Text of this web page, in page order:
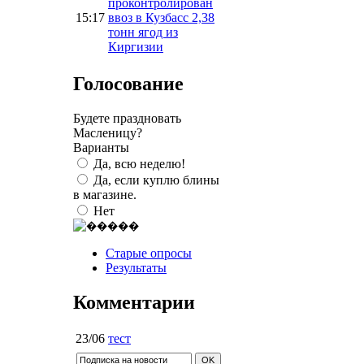
15:17 ввоз в Кузбасс 2,38
тонн ягод из
Киргизии
Голосование
Будете праздновать
Масленицу?
Варианты
Да, всю неделю!
Да, если куплю блины
в магазине.
Нет
Старые опросы
Результаты
Комментарии
23/06 тест